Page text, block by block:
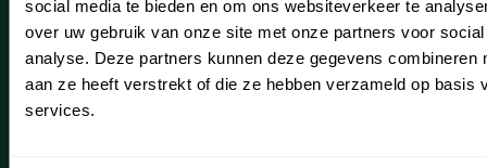
social media te bieden en om ons websiteverkeer te
over uw gebruik van onze site met onze partners voor
analyse. Deze partners kunnen deze gegevens combineren
aan ze heeft verstrekt of die ze hebben verzameld op basis
services.
Lisse
Noordwijk
Oegstgeest